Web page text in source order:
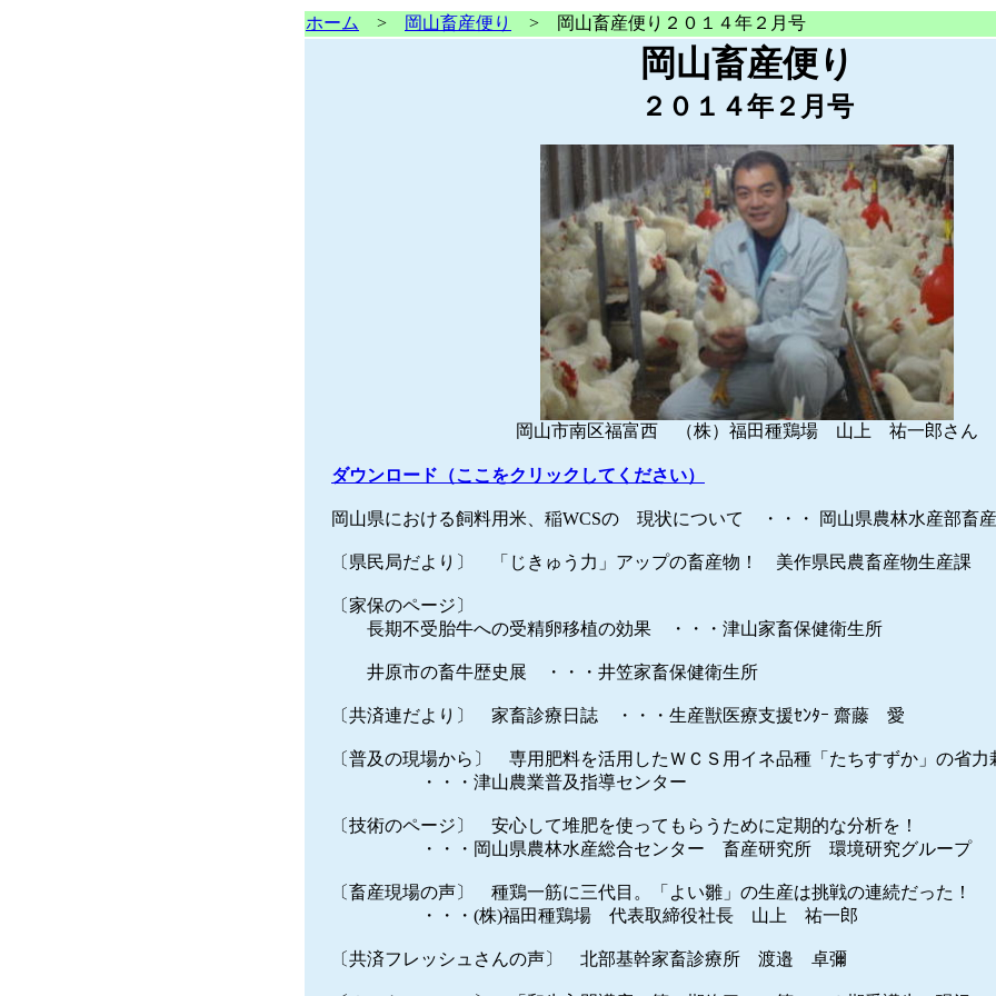
ホーム > 岡山畜産便り > 岡山畜産便り２０１４年２月号
岡山畜産便り
２０１４年２月号
岡山市南区福富西 （株）福田種鶏場 山上 祐一郎さん
ダウンロード（ここをクリックしてください）
岡山県における飼料用米、稲WCSの 現状について ・・・ 岡山県農林水産部畜
〔県民局だより〕 「じきゅう力」アップの畜産物！ 美作県民農畜産物生産課
〔家保のページ〕
長期不受胎牛への受精卵移植の効果 ・・・津山家畜保健衛生所
井原市の畜牛歴史展 ・・・井笠家畜保健衛生所
〔共済連だより〕 家畜診療日誌 ・・・生産獣医療支援ｾﾝﾀｰ 齋藤 愛
〔普及の現場から〕 専用肥料を活用したＷＣＳ用イネ品種「たちすずか」の省力
・・・津山農業普及指導センター
〔技術のページ〕 安心して堆肥を使ってもらうために定期的な分析を！
・・・岡山県農林水産総合センター 畜産研究所 環境研究グループ
〔畜産現場の声〕 種鶏一筋に三代目。「よい雛」の生産は挑戦の連続だった！
・・・(株)福田種鶏場 代表取締役社長 山上 祐一郎
〔共済フレッシュさんの声〕 北部基幹家畜診療所 渡邉 卓彌